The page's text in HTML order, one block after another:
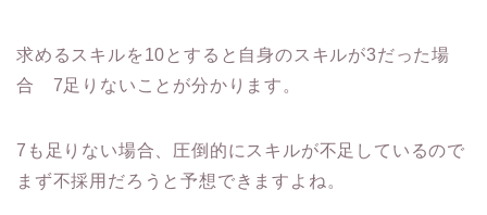
求めるスキルを10とすると自身のスキルが3だった場
合 7足りないことが分かります。
7も足りない場合、圧倒的にスキルが不足しているので
まず不採用だろうと予想できますよね。